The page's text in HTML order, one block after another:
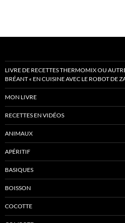
LIVRE DE RECETTES THERMOMIX OU
BRÉANT « EN CUISINE AVEC LE ROBOT DE
MON LIVRE
RECETTES EN VIDÉOS
ANIMAUX
APÉRITIF
BASIQUES
BOISSON
COCOTTE